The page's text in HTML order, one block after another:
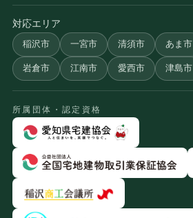
対応エリア
稲沢市 一宮市 清須市 あま市
岩倉市 江南市 愛西市 津島市
所属団体・認定資格